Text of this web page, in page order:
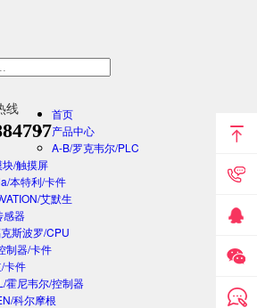
线
首页
产品中心
A-B/罗克韦尔/PLC
/触摸屏
本特利/卡件
艾默生
感器
斯波罗/CPU
制器/卡件
卡件
霍尼韦尔/控制器
科尔摩根